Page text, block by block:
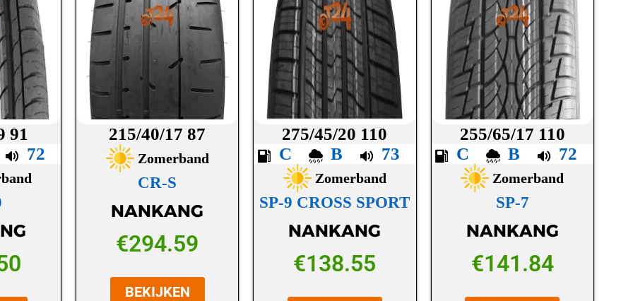
91
72
215/40/17 87
Zomerband
CR-S
NANKANG
€294.59
BEKIJKEN
275/45/20 110
C
B 73
Zomerband
SP-9 CROSS SPORT
NANKANG
€138.55
255/65/17 110
C
B 72
Zomerband
SP-7
NANKANG
€141.84